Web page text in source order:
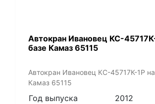
Автокран Ивановец КС-
базе Камаз 65115
Автокран Ивановец КС-45717К-1Р
Камаз 65115
Год выпуска
2012